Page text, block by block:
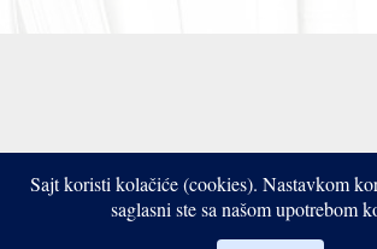
Copyright © 2017- 2026
Sajt koristi kolačiće (cookies). Nastavkom
saglasni ste sa našom upotrebom